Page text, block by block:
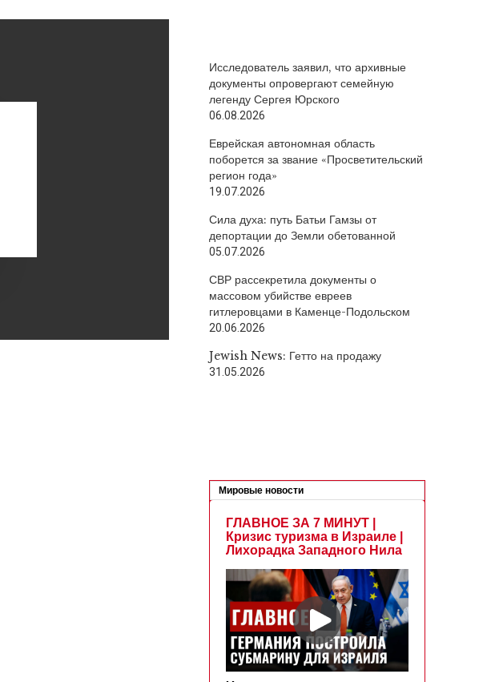
Исследователь заявил, что архивные
документы опровергают семейную
легенду Сергея Юрского
06.08.2026
Еврейская автономная область
поборется за звание «Просветительский
регион года»
19.07.2026
Сила духа: путь Батьи Гамзы от
депортации до Земли обетованной
05.07.2026
СВР рассекретила документы о
массовом убийстве евреев
гитлеровцами в Каменце-Подольском
20.06.2026
Jewish News: Гетто на продажу
31.05.2026